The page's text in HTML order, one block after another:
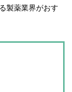
製薬業界がおす